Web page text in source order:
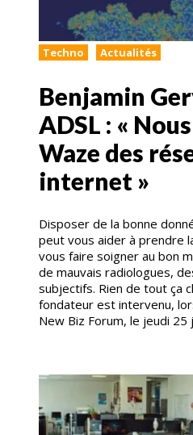
Techno Actualités
Benjamin
ADSL : «
Waze des
internet »
Disposer de la bonne
peut vous aider à prendre
vous faire soigner au bon
de mauvais radiologues,
subjectifs. Rien de tout ça
fondateur est intervenu,
New Biz Forum, le jeudi 25